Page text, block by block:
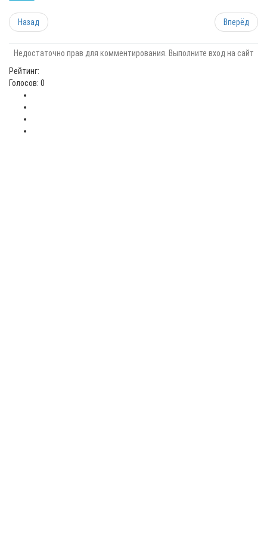
Назад Вперёд
Недостаточно прав для комментирования. Выполните вход на сайт
Рейтинг:
Голосов: 0